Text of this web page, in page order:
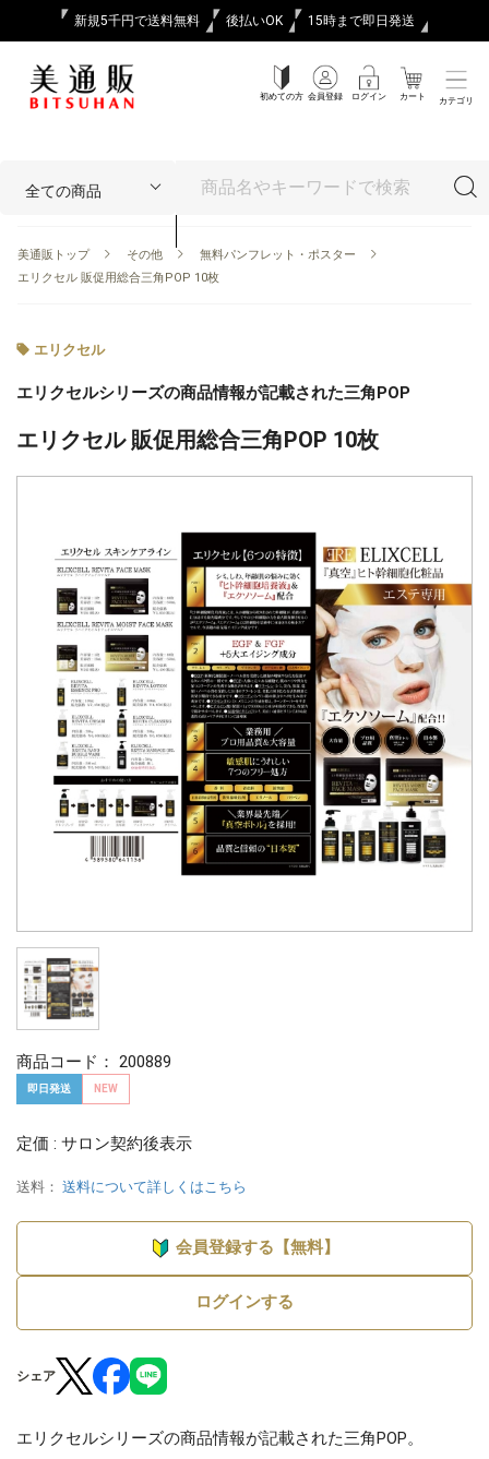
新規5千円で送料無料 後払いOK 15時まで即日発送
初めての方 会員登録 ログイン カート カテゴリ
美通販トップ その他
無料パンフレット・ポスター
エリクセル 販促用総合三角POP 10枚
エリクセル
エリクセルシリーズの商品情報が記載された三角POP
エリクセル 販促用総合三角POP 10枚
商品コード： 200889
即日発送 NEW
定価 : サロン契約後表示
送料： 送料について詳しくはこちら
会員登録する【無料】
ログインする
シェア
エリクセルシリーズの商品情報が記載された三角POP。